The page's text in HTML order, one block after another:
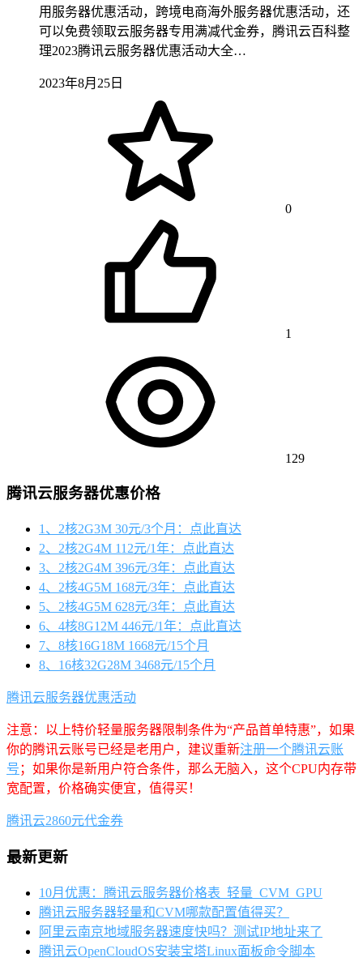
用服务器优惠活动，跨境电商海外服务器优惠活动，还
可以免费领取云服务器专用满减代金券，腾讯云百科整
理2023腾讯云服务器优惠活动大全…
2023年8月25日
0
1
129
腾讯云服务器优惠价格
1、2核2G3M 30元/3个月：点此直达
2、2核2G4M 112元/1年：点此直达
3、2核2G4M 396元/3年：点此直达
4、2核4G5M 168元/3年：点此直达
5、2核4G5M 628元/3年：点此直达
6、4核8G12M 446元/1年：点此直达
7、8核16G18M 1668元/15个月
8、16核32G28M 3468元/15个月
腾讯云服务器优惠活动
注意：以上特价轻量服务器限制条件为“产品首单特惠”，如果
你的腾讯云账号已经是老用户，建议重新注册一个腾讯云账
号 ；如果你是新用户符合条件，那么无脑入，这个CPU内存带
宽配置，价格确实便宜，值得买！
腾讯云2860元代金券
最新更新
10月优惠：腾讯云服务器价格表_轻量_CVM_GPU
腾讯云服务器轻量和CVM哪款配置值得买？
阿里云南京地域服务器速度快吗？测试IP地址来了
腾讯云OpenCloudOS安装宝塔Linux面板命令脚本